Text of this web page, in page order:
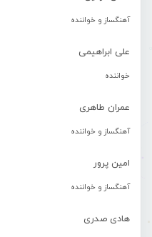
آهنگساز و خواننده
علی ابراهیمی
خواننده
عمران طاهری
آهنگساز و خواننده
امین پرور
آهنگساز و خواننده
هادی صدری